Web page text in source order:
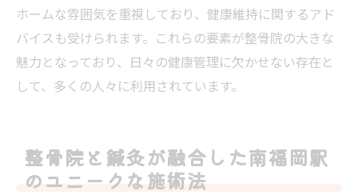
ホームな雰囲気を重視しており、健康維持に関するアド
バイスも受けられます。これらの要素が整骨院の大きな
魅力となっており、日々の健康管理に欠かせない存在と
して、多くの人々に利用されています。
整骨院と鍼灸が融合した南福岡駅
のユニークな施術法